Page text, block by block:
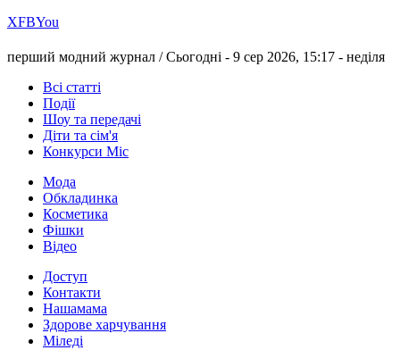
ХFBYou
перший модний журнал /Сьогодні - 9 сер 2026, 15:17 - неділя
Всі статті
Події
Шоу та передачі
Діти та сім'я
Конкурси Міс
Мода
Обкладинка
Косметика
Фішки
Відео
Доступ
Контакти
Нашамама
Здорове харчування
Міледі